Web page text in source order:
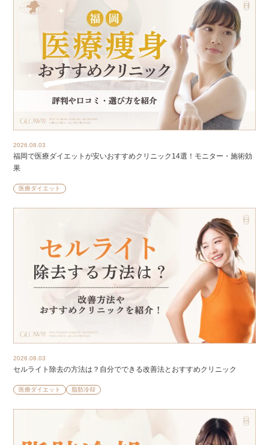
2026.08.03
福岡で医療ダイエットが安いおすすめクリニック14選！モニター・施術効
果
医療ダイエット
2026.08.03
セルライト除去の方法は？自分でできる改善法とおすすめクリニック
医療ダイエット 脂肪冷却